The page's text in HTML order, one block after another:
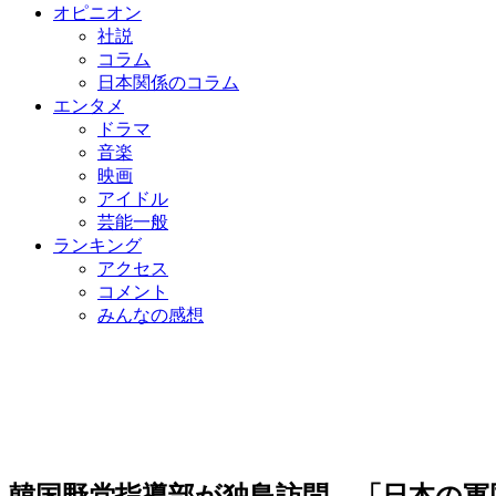
オピニオン
社説
コラム
日本関係のコラム
エンタメ
ドラマ
音楽
映画
アイドル
芸能一般
ランキング
アクセス
コメント
みんなの感想